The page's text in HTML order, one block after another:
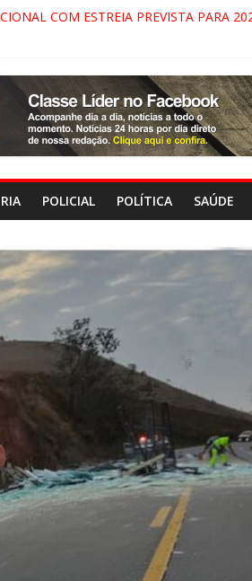
COM ESTREIA PREVISTA PARA
BLOQUEADO NO FIM DE SEMANA;
NA RETA FINAL PELA FÁBRICA DA
POLICIAL POLÍTICA SAÚDE